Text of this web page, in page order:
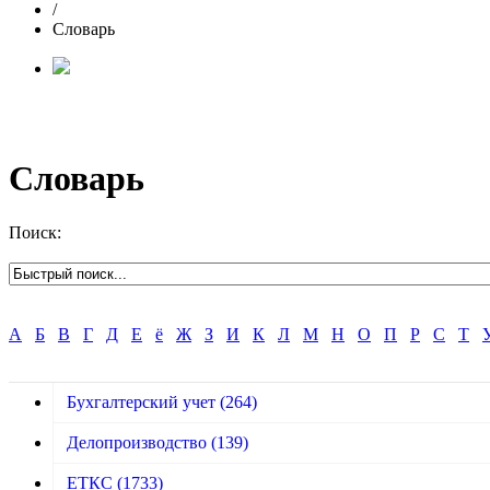
/
Словарь
Словарь
Поиск:
А Б В Г Д Е ё Ж З И К Л М Н О П Р С Т
Бухгалтерский учет (264)
Делопроизводство (139)
ЕТКС (1733)